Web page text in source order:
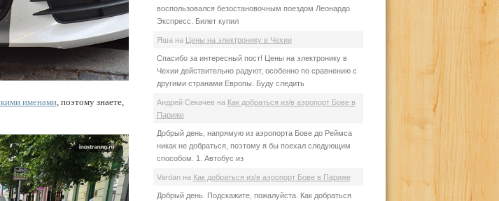
именами, поэтому знаете,
воспользовался безостановочным поездом Леонардо
Экспресс. Билет купил
Яша на Цены на электронику в Чехии
Спасибо за интересный пост! Цены на электронику в
Чехии действительно радуют, особенно по сравнению с
другими странами Европы. Буду следить
Андрей Секачев на Как добраться из/в аэропорт Бове в
Париже
Добрый день, напрямую из аэропорта Бове до Реймса
никак не добраться, поэтому я бы поехал следующим
способом. 1. Автобус из
Vardanна Как добраться из/в аэропорт Бове в Париже
Добрый день. Подскажите, пожалуйста. Как добраться